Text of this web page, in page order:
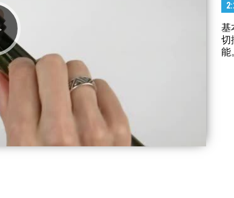
基
切
能